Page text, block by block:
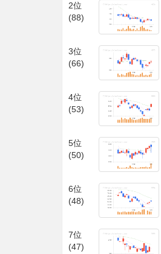
2位
(88)
3位
(66)
4位
(53)
5位
(50)
6位
(48)
7位
(47)